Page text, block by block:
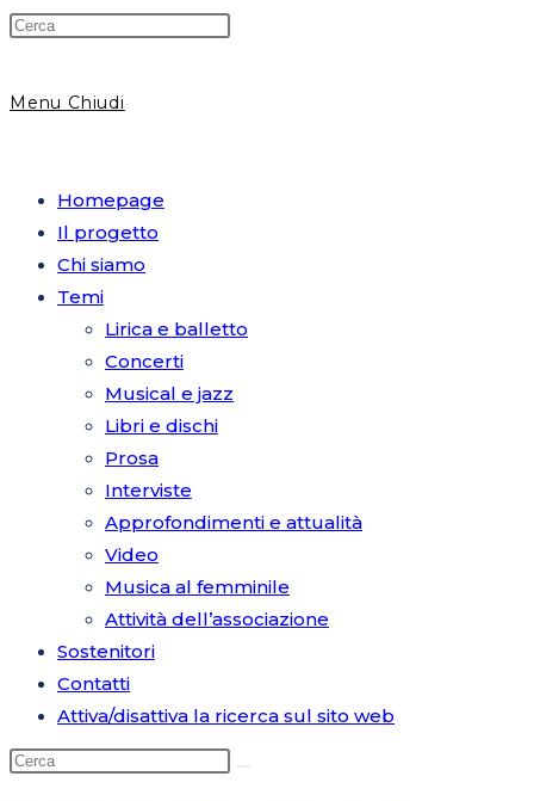
Menu Chiudi
Homepage
Il progetto
Chi siamo
Temi
Lirica e balletto
Concerti
Musical e jazz
Libri e dischi
Prosa
Interviste
Approfondimenti e attualità
Video
Musica al femminile
Attività dell’associazione
Sostenitori
Contatti
Attiva/disattiva la ricerca sul sito web